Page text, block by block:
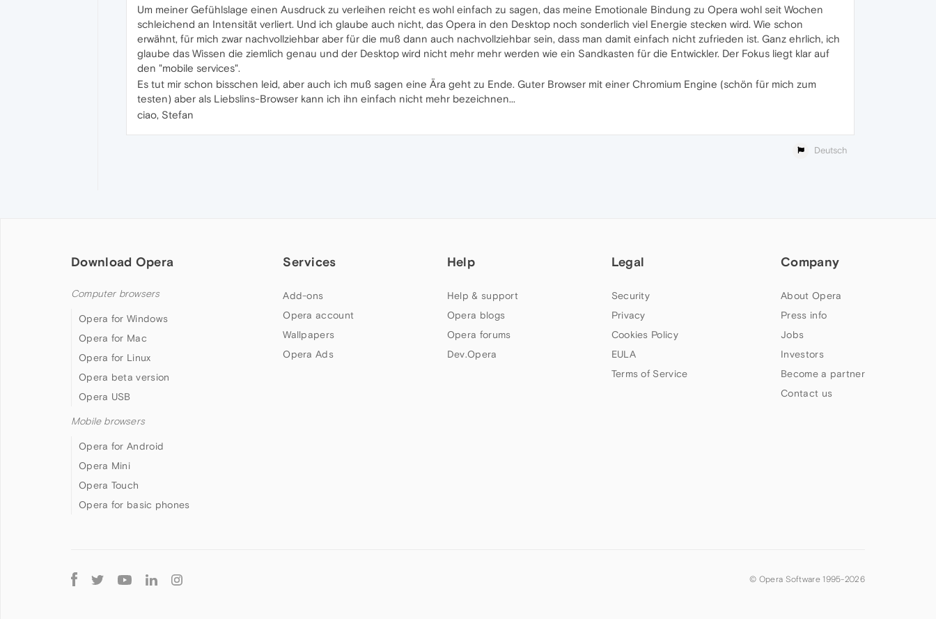
Um meiner Gefühlslage einen Ausdruck zu verleihen reicht es wohl einfach zu sagen, das meine Emotionale Bindung zu Opera wohl seit Wochen
schleichend an Intensität verliert. Und ich glaube auch nicht, das Opera in den Desktop noch sonderlich viel Energie stecken wird. Wie schon
erwähnt, für mich zwar nachvollziehbar aber für die muß dann auch nachvollziehbar sein, dass man damit einfach nicht zufrieden ist. Ganz ehrlich, ich
glaube das Wissen die ziemlich genau und der Desktop wird nicht mehr mehr werden wie ein Sandkasten für die Entwickler. Der Fokus liegt klar auf
den "mobile services".
Es tut mir schon bisschen leid, aber auch ich muß sagen eine Ära geht zu Ende. Guter Browser mit einer Chromium Engine (schön für mich zum
testen) aber als Liebslins-Browser kann ich ihn einfach nicht mehr bezeichnen...
ciao, Stefan
Deutsch
Download Opera
Computer browsers
Opera for Windows
Opera for Mac
Opera for Linux
Opera beta version
Opera USB
Mobile browsers
Opera for Android
Opera Mini
Opera Touch
Opera for basic phones
Services
Add-ons
Opera account
Wallpapers
Opera Ads
Help
Help & support
Opera blogs
Opera forums
Dev.Opera
Legal
Security
Privacy
Cookies Policy
EULA
Terms of Service
Company
About Opera
Press info
Jobs
Investors
Become a partner
Contact us
Follow
Opera
© Opera Software 1995-2026